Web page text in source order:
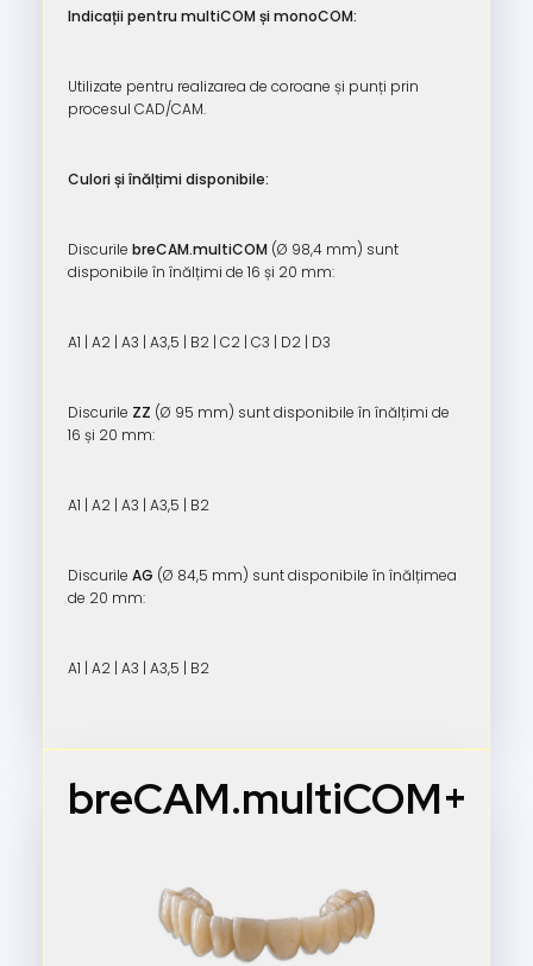
Indicații pentru multiCOM și monoCOM:
Utilizate pentru realizarea de coroane și punți prin
procesul CAD/CAM.
Culori și înălțimi disponibile:
Discurile breCAM.multiCOM (Ø 98,4 mm) sunt
disponibile în înălțimi de 16 și 20 mm:
A1 | A2 | A3 | A3,5 | B2 | C2 | C3 | D2 | D3
Discurile ZZ (Ø 95 mm) sunt disponibile în înălțimi de
16 și 20 mm:
A1 | A2 | A3 | A3,5 | B2
Discurile AG (Ø 84,5 mm) sunt disponibile în înălțimea
de 20 mm:
A1 | A2 | A3 | A3,5 | B2
breCAM.multiCOM+